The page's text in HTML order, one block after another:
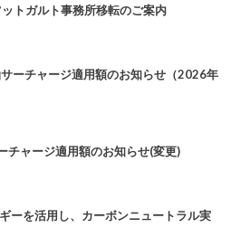
トガルト事務所移転のご案内
ーチャージ適用額のお知らせ（2026年
ャージ適用額のお知らせ(変更)
ーを活用し、カーボンニュートラル実